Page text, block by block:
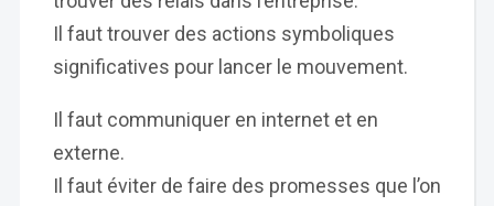
Il faut trouver des actions symboliques
significatives pour lancer le mouvement.
Il faut communiquer en internet et en
externe.
Il faut éviter de faire des promesses que l’on